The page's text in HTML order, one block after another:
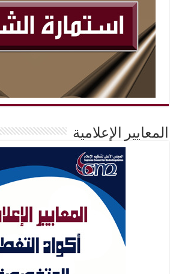
المعايير الإعلامية